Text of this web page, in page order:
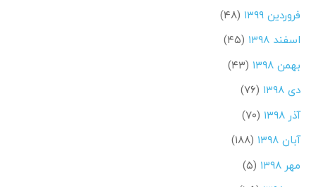
فروردین ۱۳۹۹
(۴۸)
اسفند ۱۳۹۸
(۴۵)
بهمن ۱۳۹۸
(۴۳)
دی ۱۳۹۸
(۷۶)
آذر ۱۳۹۸
(۷۰)
آبان ۱۳۹۸
(۱۸۸)
مهر ۱۳۹۸
(۵)